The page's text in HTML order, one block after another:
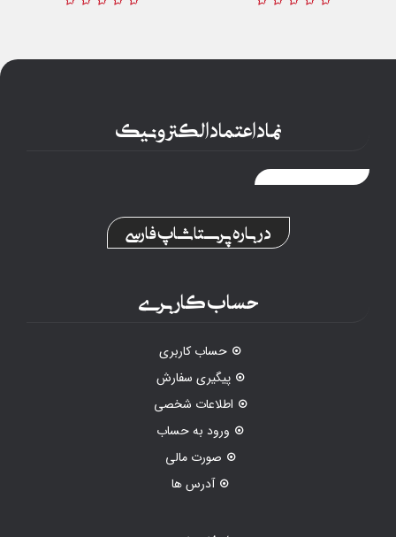
نماد اعتماد الکترونیک
درباره پرستاشاپ فارسی
حساب کاربری
حساب کاربری
پیگیری سفارش
اطلاعات شخصی
ورود به حساب
صورت مالی
آدرس ها